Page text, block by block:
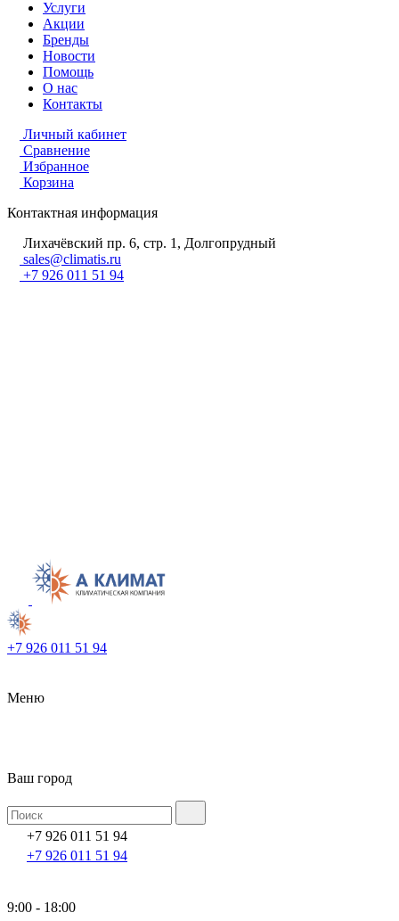
Услуги
Акции
Бренды
Новости
Помощь
О нас
Контакты
Личный кабинет
Сравнение
Избранное
Корзина
Контактная информация
Лихачёвский пр. 6, стр. 1, Долгопрудный
sales@climatis.ru
+7 926 011 51 94
+7 926 011 51 94
Меню
Ваш город
+7 926 011 51 94
+7 926 011 51 94
9:00 - 18:00